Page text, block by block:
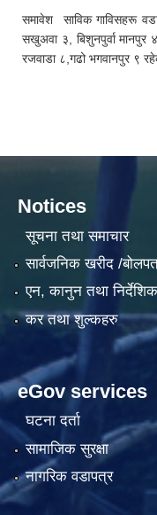
समावेश साविक गाविसहरू
सखुअवा ३, बिशुनपुर्वा मानपुर
रजवाडा ८,गढो भगवानपुर ९
Notices
सूचना तथा समाचार
सार्वजनिक खरीद /
एन, कानुन तथा
कर तथा शुल्कहरु
eGov services
घटना दर्ता
सामाजिक सुरक्षा
नागरिक वडापत्र